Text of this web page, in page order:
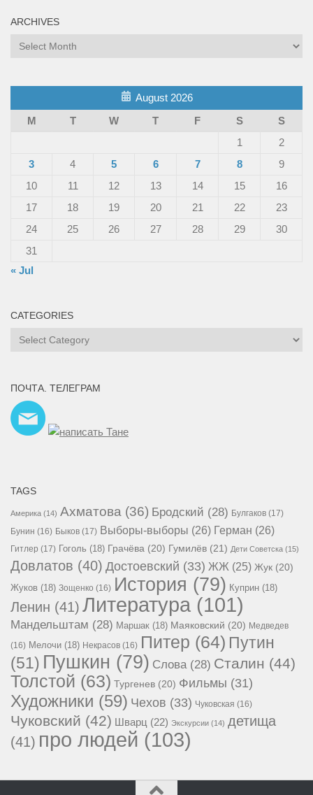
ARCHIVES
Archives
August 2026
M
T W T F S
S
1
2
3
4 5 6 7 8
9
10
11 12 13 14 15
16
17
18 19 20 21 22
23
24
25 26 27 28 29
30
31
« Jul
CATEGORIES
Categories
ПОЧТА. ТЕЛЕГРАМ
TAGS
Америка (14) Ахматова (36) Бродский (28) Булгаков (17)
Бунин (16) Быков (17) Выборы-выборы (26) Герман (26)
Гитлер (17) Гоголь (18) Грачёва (20) Гумилёв (21) Дети Советска (15)
Довлатов (40) Достоевский (33) ЖЖ (25) Жук (20)
Жуков (18) Зощенко (16) История (79) Куприн (18)
Ленин (41) Литература (101)
Мандельштам (28) Маршак (18) Маяковский (20) Медведев
(16) Мелочи (18) Некрасов (16) Питер (64) Путин
(51) Пушкин (79) Слова (28) Сталин (44)
Толстой (63) Тургенев (20) Фильмы (31)
Художники (59) Чехов (33) Чуковская (16)
Чуковский (42) Шварц (22) Экскурсии (14) детища
(41) про людей (103)